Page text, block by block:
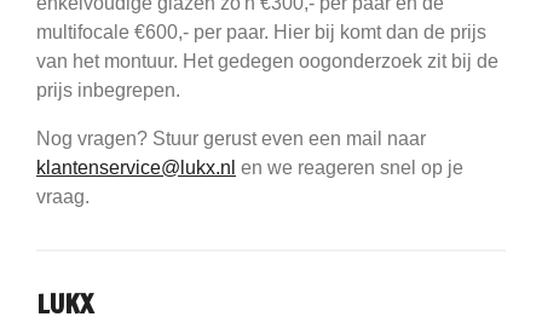
multifocale €600,- per paar. Hier bij komt dan de prijs
van het montuur. Het gedegen oogonderzoek zit bij de
prijs inbegrepen.
Nog vragen? Stuur gerust even een mail naar
klantenservice@lukx.nl en we reageren snel op je
vraag.
LUKX